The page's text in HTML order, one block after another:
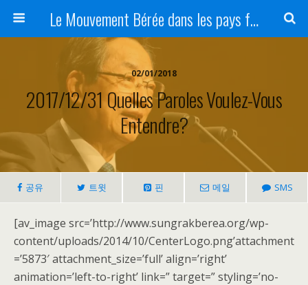
Le Mouvement Bérée dans les pays francophones
02/01/2018
2017/12/31 Quelles Paroles Voulez-Vous
Entendre?
공유 트윗 핀 메일 SMS
[av_image src=’http://www.sungrakberea.org/wp-
content/uploads/2014/10/CenterLogo.png’attachment
=’5873′ attachment_size=’full’ align=’right’
animation=’left-to-right’ link=” target=” styling=’no-